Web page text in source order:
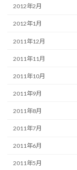
2012年2月
2012年1月
2011年12月
2011年11月
2011年10月
2011年9月
2011年8月
2011年7月
2011年6月
2011年5月